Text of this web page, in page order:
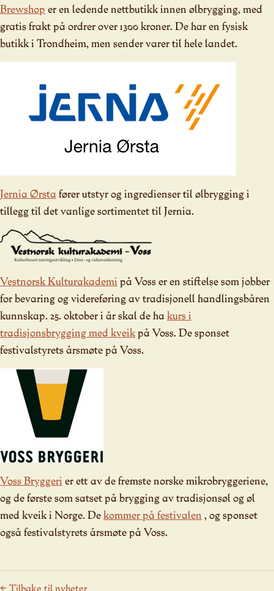
Brewshop er en ledende nettbutikk innen ølbrygging, med
gratis frakt på ordrer over 1300 kroner. De har en fysisk
butikk i Trondheim, men sender varer til hele landet.
Jernia Ørstafører utstyr og ingredienser til ølbrygging i
tillegg til det vanlige sortimentet til Jernia.
Vestnorsk Kulturakademi på Voss er en stiftelse som jobber
for bevaring og videreføring av tradisjonell handlingsbåren
kunnskap. 25. oktober i år skal de hakurs i
tradisjonsbrygging med kveikpå Voss. De sponset
festivalstyrets årsmøte på Voss.
Voss Bryggeri er ett av de fremste norske mikrobryggeriene,
og de første som satset på brygging av tradisjonsøl og øl
med kveik i Norge. Dekommer på festivalen , og sponset
også festivalstyrets årsmøte på Voss.
← Tilbake til nyheter